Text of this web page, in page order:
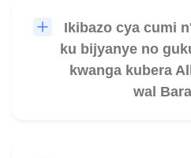
Ikibazo cya cumi
ku bijyanye no
kwanga kubera
wal